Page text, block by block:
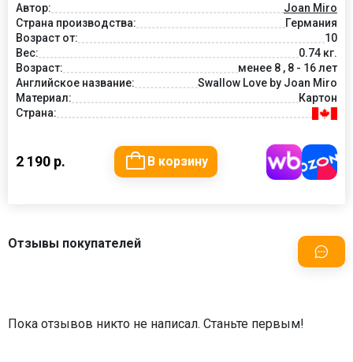
Автор:
Joan Miro
Страна производства:
Германия
Возраст от:
10
Вес:
0.74 кг.
Возраст:
менее 8 , 8 - 16 лет
Английское название:
Swallow Love by Joan Miro
Материал:
Картон
Страна:
2 190 р. В корзину
Отзывы покупателей
Пока отзывов никто не написал. Станьте первым!